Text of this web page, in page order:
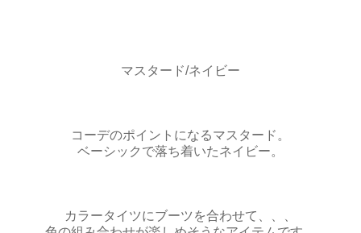
マスタード/ネイビー
コーデのポイントになるマスタード。
ベーシックで落ち着いたネイビー。
カラータイツにブーツを合わせて、、、